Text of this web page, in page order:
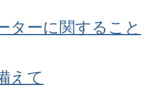
ターに関すること
えて